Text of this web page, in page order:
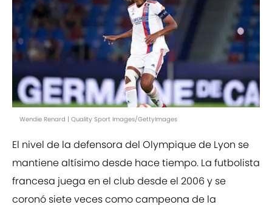
Wendie Renard | Quality Sport Images/GettyImages
El nivel de la defensora del Olympique de Lyon se
mantiene altísimo desde hace tiempo. La futbolista
francesa juega en el club desde el 2006 y se
coronó siete veces como campeona de la